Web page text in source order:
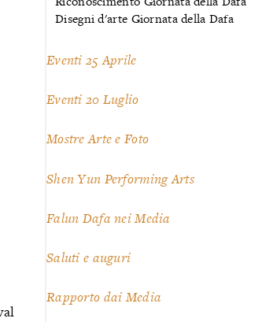
Disegni d'arte Giornata della Dafa
Eventi 25 Aprile
Eventi 20 Luglio
Mostre Arte e Foto
Shen Yun Performing Arts
Falun Dafa nei Media
Saluti e auguri
Rapporto dai Media